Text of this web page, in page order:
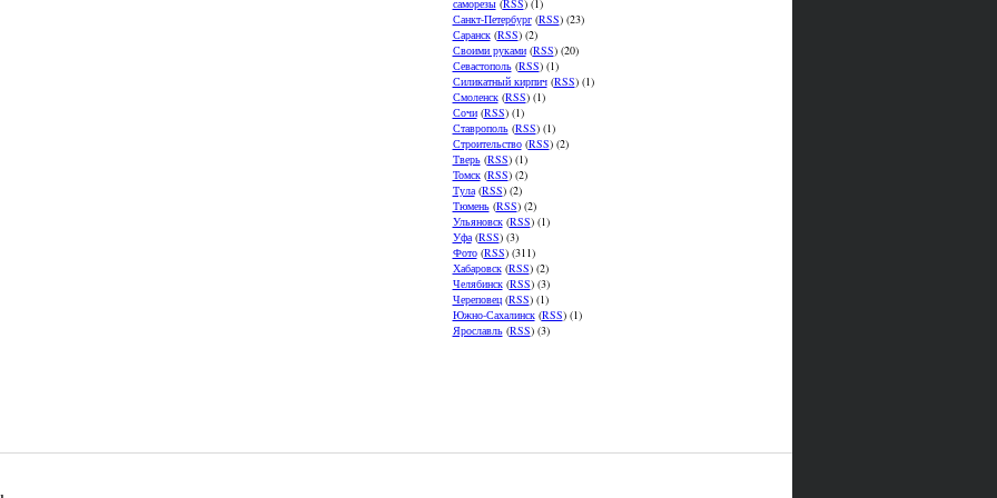
Санкт-Петербург(RSS) (23)
Саранск(RSS) (2)
Своими руками(RSS) (20)
Севастополь(RSS) (1)
Силикатный кирпич(RSS) (1)
Смоленск(RSS) (1)
Сочи(RSS) (1)
Ставрополь(RSS) (1)
Строительство(RSS) (2)
Тверь(RSS) (1)
Томск(RSS) (2)
Тула(RSS) (2)
Тюмень(RSS) (2)
Ульяновск(RSS) (1)
Уфа(RSS) (3)
Фото(RSS) (311)
Хабаровск(RSS) (2)
Челябинск(RSS) (3)
Череповец(RSS) (1)
Южно-Сахалинск(RSS) (1)
Ярославль(RSS) (3)